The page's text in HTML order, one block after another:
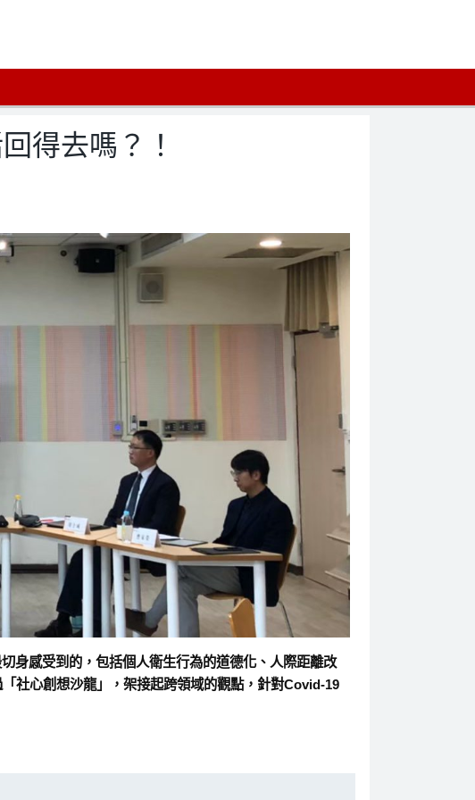
得去嗎？！
身感受到的，包括個人衛生行為的道德化、人際距離改
社心創想沙龍」，架接起跨領域的觀點，針對Covid-19